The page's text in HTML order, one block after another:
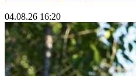
04.08.26 16:20